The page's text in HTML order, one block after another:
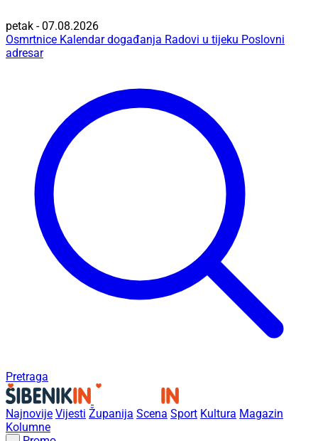
petak - 07.08.2026
Osmrtnice Kalendar događanja Radovi u tijeku Poslovni
adresar
Pretraga
Najnovije Vijesti Županija Scena Sport Kultura Magazin
Kolumne